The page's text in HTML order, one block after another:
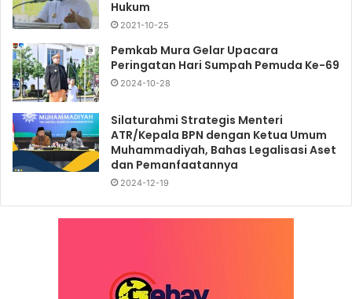
Hukum
2021-10-25
Pemkab Mura Gelar Upacara
Peringatan Hari Sumpah Pemuda Ke-69
2024-10-28
Silaturahmi Strategis Menteri
ATR/Kepala BPN dengan Ketua Umum
Muhammadiyah, Bahas Legalisasi Aset
dan Pemanfaatannya
2024-12-19